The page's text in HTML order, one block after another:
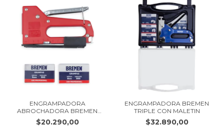
ENGRAMPADORA
ABROCHADORA BREMEN
LIVIANA
$20.290,00
ENGRAMPADORA BREMEN
TRIPLE CON MALETIN
$32.890,00